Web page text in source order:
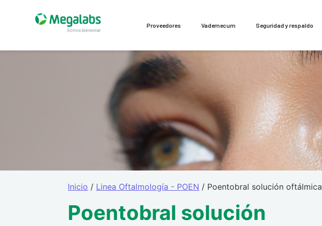
Proveedores Vademecum Seguridad y respaldo
Inicio / Linea Oftalmología - POEN / Poentobral solución oftálmica
Poentobral solución